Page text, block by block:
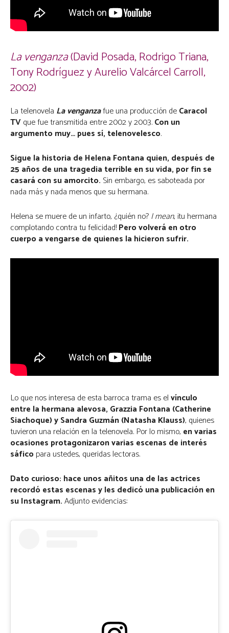
La venganza(David Posada, Rodrigo Triana,
Tony Rodríguez y Aurelio Valcárcel Carroll,
2002)
La telenovela La venganzafue una producción deCaracol
TVque fue transmitida entre 2002 y 2003.Con un
argumento muy… pues sí, telenovelesco.
Sigue la historia de Helena Fontana quien, después de
25 años de una tragedia terrible en su vida, por fin se
casará con su amorcito. Sin embargo, es saboteada por
nada más y nada menos que su hermana.
Helena se muere de un infarto, ¿quién no?I mean, ¡tu hermana
complotando contra tu felicidad!Pero volverá en otro
cuerpo a vengarse de quienes la hicieron sufrir.
Lo que nos interesa de esta barroca trama es elvínculo
entre la hermana alevosa, Grazzia Fontana (Catherine
Siachoque) y Sandra Guzmán (Natasha Klauss), quienes
tuvieron una relación en la telenovela. Por lo mismo, en varias
ocasiones protagonizaron varias escenas de interés
sáfico para ustedes, queridas lectoras.
Dato curioso: hace unos añitos una de las actrices
recordó estas escenas y les dedicó una publicación en
su Instagram.Adjunto evidencias: